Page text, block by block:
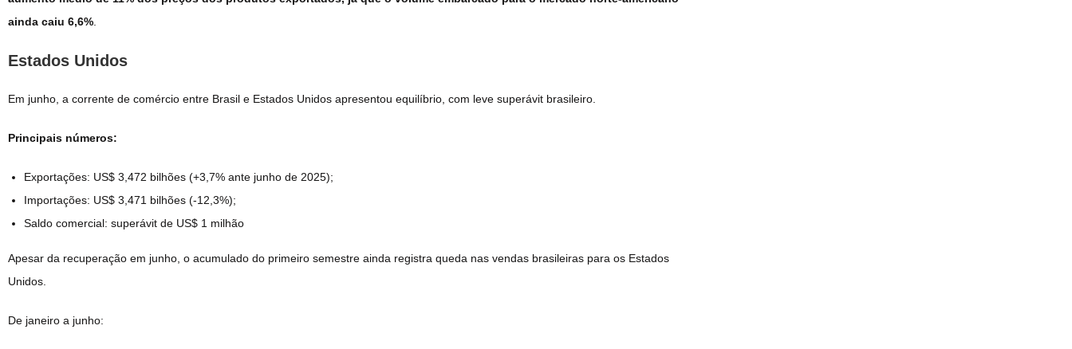
ainda caiu 6,6%
Estados Unidos
Em junho, a corrente de comércio entre Brasil e Estados Unidos apresentou equilíbrio, com leve superávit brasileiro.
Principais números:
Exportações: US$ 3,472 bilhões (+3,7% ante junho de 2025);
Importações: US$ 3,471 bilhões (-12,3%);
Saldo comercial: superávit de US$ 1 milhão
Apesar da recuperação em junho, o acumulado do primeiro semestre ainda registra queda nas vendas brasileiras para os Estados
Unidos.
De janeiro a junho: